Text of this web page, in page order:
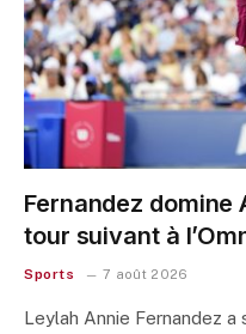
Fernandez domine
tour suivant à
Sports 7 août 2026
Leylah Annie Fernandez